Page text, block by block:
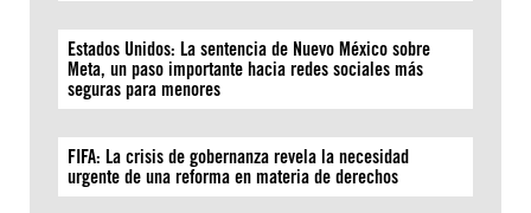
Estados Unidos: La sentencia de Nuevo México sobre
Meta, un paso importante hacia redes sociales más
seguras para menores
FIFA: La crisis de gobernanza revela la necesidad
urgente de una reforma en materia de derechos